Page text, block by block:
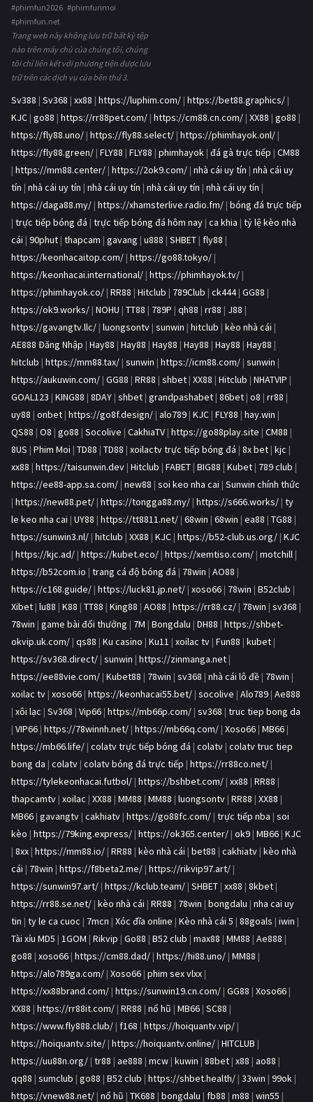
#phimfun2026 #phimfunmoi
#phimfun.net
Trang web này không lưu trữ bất kỳ tệp
nào trên máy chủ của chúng tôi, chúng
tôi chỉ liên kết với phương tiện được lưu
trữ trên các dịch vụ của bên thứ 3.
Sv388 | Sv368 | xx88 | https://luphim.com/ | https://bet88.graphics/ |
KJC | go88 | https://rr88pet.com/ | https://cm88.cn.com/ | XX88 | go88 |
https://fly88.uno/ | https://fly88.select/ | https://phimhayok.onl/ |
https://fly88.green/ | FLY88 | FLY88 | phimhayok | đá gà trực tiếp | CM88
| https://mm88.center/ | https://2ok9.com/ | nhà cái uy tín | nhà cái uy
tín | nhà cái uy tín | nhà cái uy tín | nhà cái uy tín | nhà cái uy tín |
https://daga88.my/ | https://xhamsterlive.radio.fm/ | bóng đá trực tiếp
| trực tiếp bóng đá | trực tiếp bóng đá hôm nay | ca khia | tỷ lệ kèo nhà
cái | 90phut | thapcam | gavang | u888 | SHBET | fly88 |
https://keonhacaitop.com/ | https://go88.tokyo/ |
https://keonhacai.international/ | https://phimhayok.tv/ |
https://phimhayok.co/ | RR88 | Hitclub | 789Club | ck444| GG88 |
https://ok9.works/ | NOHU | TT88 | 789P | qh88 | rr88 | J88 |
https://gavangtv.llc/ | luongsontv | sunwin | hitclub | kèo nhà cái |
AE888 Đăng Nhập | Hay88 | Hay88 | Hay88 | Hay88 | Hay88 | Hay88 |
hitclub | https://mm88.tax/ | sunwin | https://icm88.com/ | sunwin |
https://aukuwin.com/ | GG88 | RR88 | shbet | XX88 | Hitclub | NHATVIP |
GOAL123 | KING88 | 8DAY | shbet | grandpashabet | 86bet | o8 | rr88 |
uy88 | onbet | https://go8f.design/ | alo789 | KJC | FLY88 | hay.win |
QS88 | O8 | go88 | Socolive | CakhiaTV | https://go88play.site | CM88 |
8US | Phim Moi | TD88 | TD88 | xoilactv trực tiếp bóng đá | 8x bet | kjc |
xx88 | https://taisunwin.dev | Hitclub | FABET | BIG88 | Kubet | 789 club |
https://ee88-app.sa.com/ | new88 | soi keo nha cai | Sunwin chính thức
| https://new88.pet/ | https://tongga88.my/ | https://s666.works/ | ty
le keo nha cai | UY88 | https://tt8811.net/ | 68win | 68win | ea88 | TG88 |
https://sunwin3.nl/ | hitclub | XX88 | KJC | https://b52-club.us.org/ | KJC
| https://kjc.ad/ | https://kubet.eco/ | https://xemtiso.com/ | motchill |
https://b52com.io | trang cá độ bóng đá | 78win | AO88 |
https://c168.guide/ | https://luck81.jp.net/ | xoso66 | 78win | B52club |
Xibet | lu88 | K88 | TT88 | King88 | AO88 | https://rr88.cz/ | 78win | sv368 |
78win | game bài đổi thưởng | 7M | Bongdalu | DH88 | https://shbet-
okvip.uk.com/ | qs88 | Ku casino | Ku11 | xoilac tv | Fun88 | kubet |
https://sv368.direct/ | sunwin | https://zinmanga.net |
https://ee88vie.com/ | Kubet88 | 78win | sv368 | nhà cái lô đề | 78win |
xoilac tv | xoso66 | https://keonhacai55.bet/ | socolive | Alo789 | Ae888
| xôi lạc | Sv368 | Vip66 | https://mb66p.com/ | sv368 | truc tiep bong da
| VIP66 | https://78winnh.net/ | https://mb66q.com/ | Xoso66 | MB66 |
https://mb66.life/ | colatv trực tiếp bóng đá | colatv | colatv truc tiep
bong da | colatv | colatv bóng đá trực tiếp | https://rr88co.net/ |
https://tylekeonhacai.futbol/ | https://bshbet.com/ | xx88 | RR88 |
thapcamtv | xoilac | XX88 | MM88 | MM88 | luongsontv | RR88 | XX88 |
MB66 | gavangtv | cakhiatv | https://go88fc.com/ | trực tiếp nba | soi
kèo | https://79king.express/ | https://ok365.center/ | ok9 | MB66 | KJC
| 8xx | https://mm88.io/ | RR88 | kèo nhà cái | bet88 | cakhiatv | kèo nhà
cái | 78win | https://f8beta2.me/ | https://rikvip97.art/ |
https://sunwin97.art/ | https://kclub.team/ | SHBET | xx88 | 8kbet |
https://rr88.se.net/ | kèo nhà cái | RR88 | 78win | bongdalu | nha cai uy
tin | ty le ca cuoc | 7mcn | Xóc đĩa online | Kèo nhà cái 5 | 88goals | iwin |
Tài xỉu MD5 | 1GOM | Rikvip | Go88 | B52 club | max88 | MM88 | Ae888 |
go88 | xoso66 | https://cm88.dad/ | https://hi88.uno/ | MM88 |
https://alo789ga.com/ | Xoso66 | phim sex vlxx |
https://xx88brand.com/ | https://sunwin19.cn.com/ | GG88 | Xoso66 |
XX88 | https://rr88it.com/ | RR88 | nổ hũ | MB66 | SC88 |
https://www.fly888.club/ | f168 | https://hoiquantv.vip/ |
https://hoiquantv.site/ | https://hoiquantv.online/ | HITCLUB |
https://uu88n.org/ | tr88 | ae888 | mcw | kuwin | 88bet | x88 | ao88 |
qq88 | sumclub | go88 | B52 club | https://shbet.health/ | 33win | 99ok |
https://vnew88.net/ | nổ hũ | TK688 | bongdalu | fb88 | m88 | win55 |